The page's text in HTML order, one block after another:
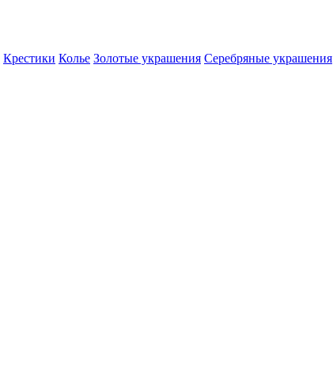
Крестики Колье Золотые украшения Серебряные украшения